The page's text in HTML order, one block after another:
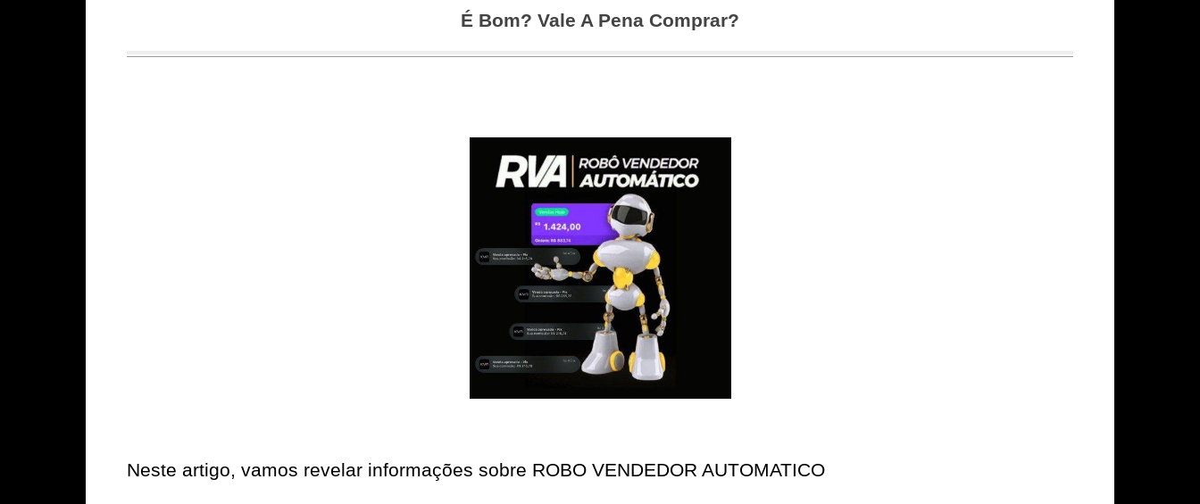
É Bom? Vale A Pena Comprar?
Neste artigo, vamos revelar informações sobre ROBO VENDEDOR AUTOMATICO